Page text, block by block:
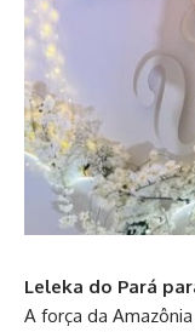
Leleka do Pará
A força da